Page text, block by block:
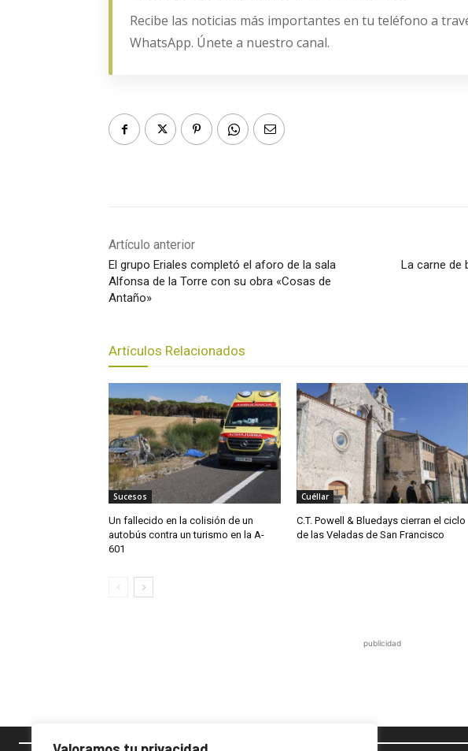
Recibe las noticias más importantes en tu teléfono a
WhatsApp. Únete a nuestro canal.
Artículo anterior
El grupo Eriales completó el aforo de la sala
Alfonsa de la Torre con su obra «Cosas de
Antaño»
La carne de
Artículos Relacionados
Sucesos
Un fallecido en la colisión de un
autobús contra un turismo en la A-
601
Cuéllar
C.T. Powell & Bluedays cierran el ciclo
de las Veladas de San Francisco
publicidad